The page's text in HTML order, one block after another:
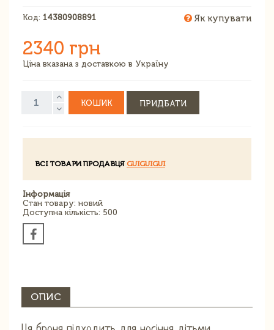
Код: 14380908891 Як купувати
2340 грн
Ціна вказана з доставкою в Україну
КОШИК ПРИДБАТИ
ВСІ ТОВАРИ ПРОДАВЦЯ GUIGUIGUI
Інформація
Стан товару: новий
Доступна кількість: 500
ОПИС